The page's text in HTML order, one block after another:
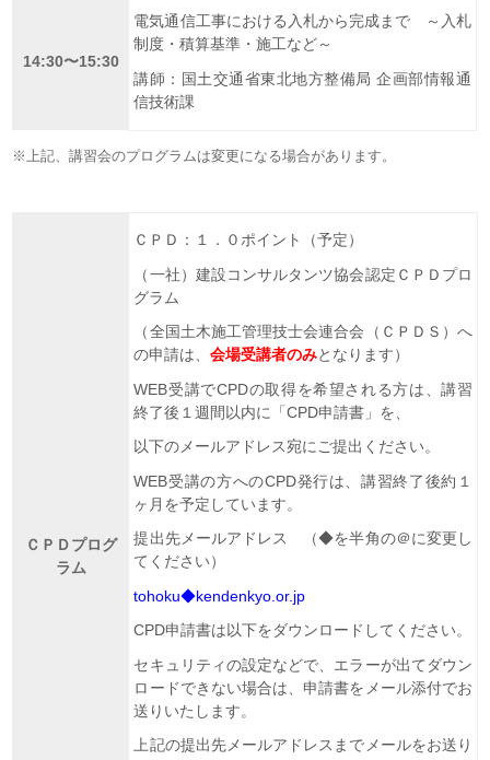
14:30〜15:30
電気通信工事における入札から完成まで ～入札
制度・積算基準・施工など～
講師：国土交通省東北地方整備局 企画部情報通
信技術課
上記、講習会のプログラムは変更になる場合があります。
ＣＰＤプログ
ラム
ＣＰＤ：１．０ポイント（予定）
（一社）建設コンサルタンツ協会認定ＣＰＤプロ
グラム
（全国土木施工管理技士会連合会（ＣＰＤＳ）へ
の申請は、会場受講者のみとなります）
WEB受講でCPDの取得を希望される方は、講習
終了後１週間以内に「CPD申請書」を、
以下のメールアドレス宛にご提出ください。
WEB受講の方へのCPD発行は、講習終了後約１
ヶ月を予定しています。
提出先メールアドレス （◆を半角の＠に変更し
てください）
tohoku◆kendenkyo.or.jp
CPD申請書は以下をダウンロードしてください。
セキュリティの設定などで、エラーが出てダウン
ロードできない場合は、申請書をメール添付でお
送りいたします。
上記の提出先メールアドレスまでメールをお送り